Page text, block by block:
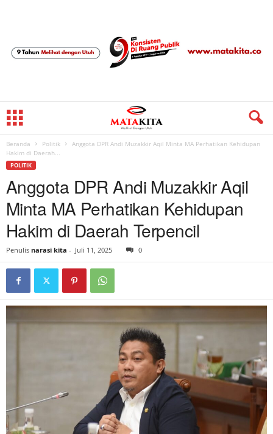
Beranda Politik
Anggota DPR Andi Muzakkir Aqil Minta MA Perhatikan Kehidupan
Hakim di Daerah...
POLITIK
Anggota DPR Andi Muzakkir Aqil
Minta MA Perhatikan Kehidupan
Hakim di Daerah Terpencil
Penulis narasi kita - Juli 11, 2025 0